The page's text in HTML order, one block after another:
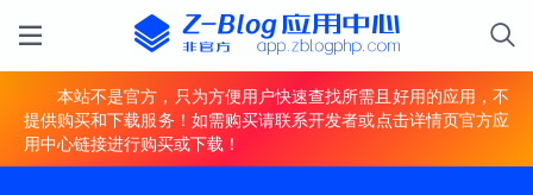
本站不是官方，只为方便用户快速查找所需且好用的应用，不
提供购买和下载服务！如需购买请联系开发者或点击详情页官方应
用中心链接进行购买或下载！